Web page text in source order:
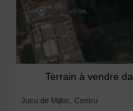
Terrain à vendre
Jucu de Mijloc, Centru